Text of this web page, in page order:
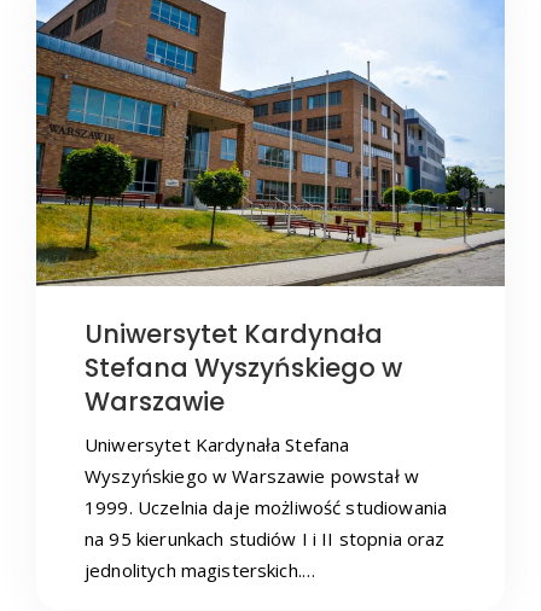
Uniwersytet Kardynała
Stefana Wyszyńskiego w
Warszawie
Uniwersytet Kardynała Stefana
Wyszyńskiego w Warszawie powstał w
1999. Uczelnia daje możliwość studiowania
na 95 kierunkach studiów I i II stopnia oraz
jednolitych magisterskich.…